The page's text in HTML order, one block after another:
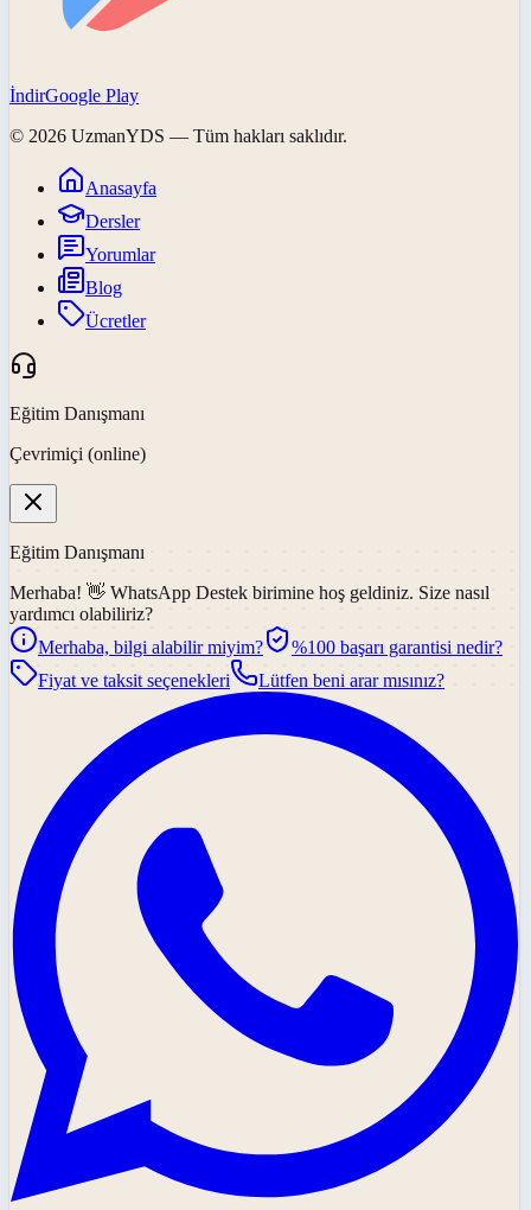
İndirGoogle Play
© 2026 UzmanYDS — Tüm hakları saklıdır.
Anasayfa
Dersler
Yorumlar
Blog
Ücretler
Eğitim Danışmanı
Çevrimiçi (online)
Eğitim Danışmanı
Merhaba! 👋 WhatsApp Destek birimine hoş geldiniz. Size nasıl
yardımcı olabiliriz?
Merhaba, bilgi alabilir miyim?
%100 başarı garantisi nedir?
Fiyat ve taksit seçenekleri
Lütfen beni arar mısınız?